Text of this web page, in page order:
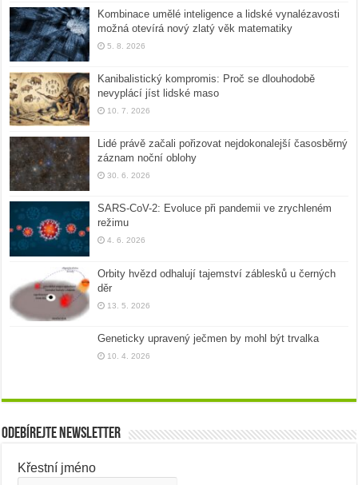
Kombinace umělé inteligence a lidské vynalézavosti
možná otevírá nový zlatý věk matematiky
5. 8. 2026
Kanibalistický kompromis: Proč se dlouhodobě
nevyplácí jíst lidské maso
10. 7. 2026
Lidé právě začali pořizovat nejdokonalejší časosběrný
záznam noční oblohy
30. 6. 2026
SARS-CoV-2: Evoluce při pandemii ve zrychleném
režimu
4. 6. 2026
Orbity hvězd odhalují tajemství záblesků u černých
děr
13. 5. 2026
Geneticky upravený ječmen by mohl být trvalka
10. 4. 2026
Odebírejte newsletter
Křestní jméno